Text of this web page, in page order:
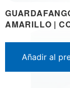
AMARILLO |
Añadir al